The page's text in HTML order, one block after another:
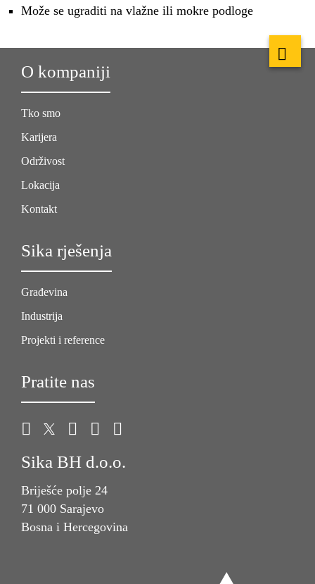
Može se ugraditi na vlažne ili mokre podloge
O kompaniji
Tko smo
Karijera
Održivost
Lokacija
Kontakt
Sika rješenja
Građevina
Industrija
Projekti i reference
Pratite nas
Sika BH d.o.o.
Briješće polje 24
71 000 Sarajevo
Bosna i Hercegovina